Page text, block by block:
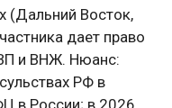
(Дальний Восток,
дает право
и ВНЖ. Нюанс:
РФ в
в России; в 2026